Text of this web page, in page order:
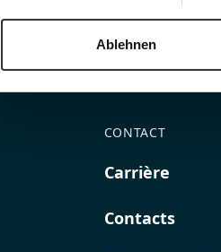
Ablehnen
CONTACT
Carrière
Contacts